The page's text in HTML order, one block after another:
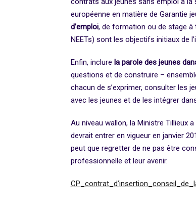
européenne en matière de Garantie
d’emploi, de formation ou de stage à
NEETs) sont les objectifs initiaux de
Enfin, inclure la parole des jeunes
questions et de construire –
chacun de s’exprimer, consulter les
avec les jeunes et de les intégrer
Au niveau wallon, la Ministre Tillieux
devrait entrer en vigueur en janvier
peut que regretter de ne pas être
professionnelle et leur avenir.